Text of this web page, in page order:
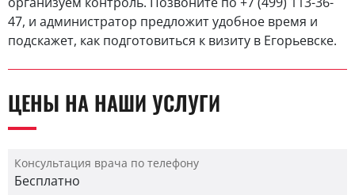
47, и администратор предложит удобное время и
подскажет, как подготовиться к визиту в Егорьевске.
ЦЕНЫ НА НАШИ УСЛУГИ
Консультация врача по телефону
Бесплатно